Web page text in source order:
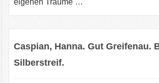
eigenen Träume …
Caspian, Hanna. Gut Greifenau.
Silberstreif.